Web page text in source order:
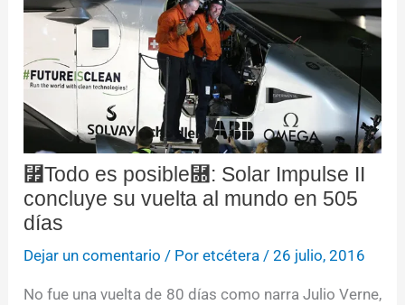
⿿Todo es posible⿝: Solar Impulse II
concluye su vuelta al mundo en 505
días
Dejar un comentario / Poretcétera /26 julio, 2016
No fue una vuelta de 80 días como narra Julio Verne,